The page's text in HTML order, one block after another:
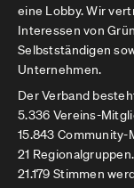
eine Lobby. Wir
Interessen von
Selbstständigen
Unternehmen.
Der Verband
5.336 Vereins-
15.843
21 Regionalgruppen.
21.179 Stimmen